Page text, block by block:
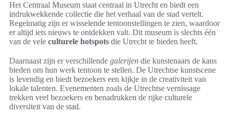
Het Centraal Museum staat centraal in Utrecht en biedt een
indrukwekkende collectie die het verhaal van de stad vertelt.
Regelmatig zijn er wisselende tentoonstellingen te zien, waardoor
er altijd iets nieuws te ontdekken valt. Dit museum is slechts één
van de vele culturele hotspots die Utrecht te bieden heeft.
Daarnaast zijn er verschillende galerijen die kunstenaars de kans
bieden om hun werk tentoon te stellen. De Utrechtse kunstscene
is levendig en biedt bezoekers een kijkje in de creativiteit van
lokale talenten. Evenementen zoals de Utrechtse vernissage
trekken veel bezoekers en benadrukken de rijke culturele
diversiteit van de stad.